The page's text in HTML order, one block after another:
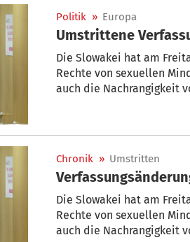
Politik » Europa
Umstrittene
Die Slowakei hat am
Rechte von sexuellen
auch die Nachrangigkeit
Grundgesetz des EU-
Chronik » Umstritten
Die Slowakei hat am
Rechte von sexuellen
auch die Nachrangigkeit